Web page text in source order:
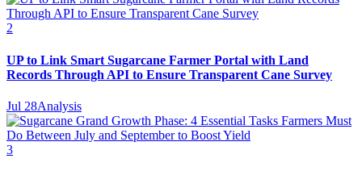
2
UP to Link Smart Sugarcane Farmer Portal with Land
Records Through API to Ensure Transparent Cane Survey
Jul 28Analysis
3